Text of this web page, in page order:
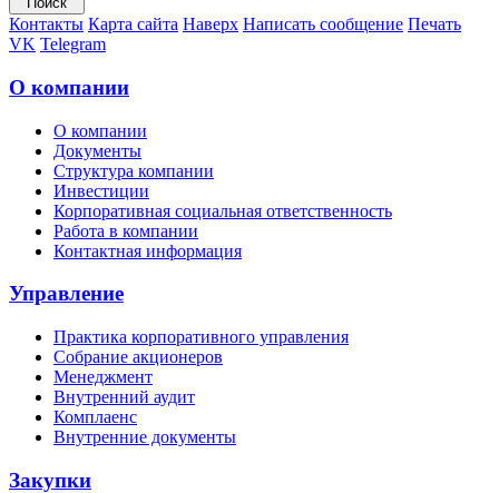
Контакты Карта сайта Наверх Написать сообщение Печать
VK Telegram
О компании
О компании
Документы
Структура компании
Инвестиции
Корпоративная социальная ответственность
Работа в компании
Контактная информация
Управление
Практика корпоративного управления
Собрание акционеров
Менеджмент
Внутренний аудит
Комплаенс
Внутренние документы
Закупки